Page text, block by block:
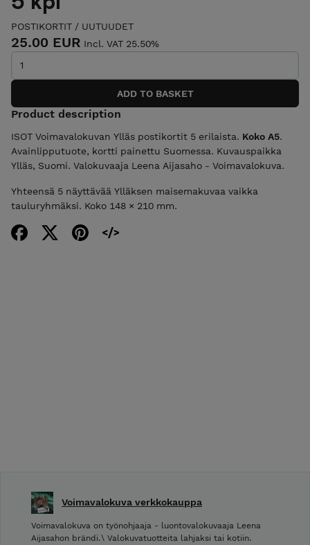
POSTIKORTIT / UUTUUDET
25.00 EUR Incl. VAT 25.50%
Product description
ISOT Voimavalokuvan Ylläs postikortit 5 erilaista. Koko A5.
Avainlipputuote, kortti painettu Suomessa. Kuvauspaikka
Ylläs, Suomi. Valokuvaaja Leena Aijasaho - Voimavalokuva.
Yhteensä 5 näyttävää Ylläksen maisemakuvaa vaikka
tauluryhmäksi. Koko 148 × 210 mm.
Voimavalokuva verkkokauppa
Voimavalokuva on työnohjaaja - luontovalokuvaaja Leena
Aijasahon brändi.\ Valokuvatuotteita lahjaksi tai kotiin.